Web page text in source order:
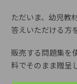
ただいま、幼児教
答えいただける方
販売する問題集を
料でそのまま贈呈